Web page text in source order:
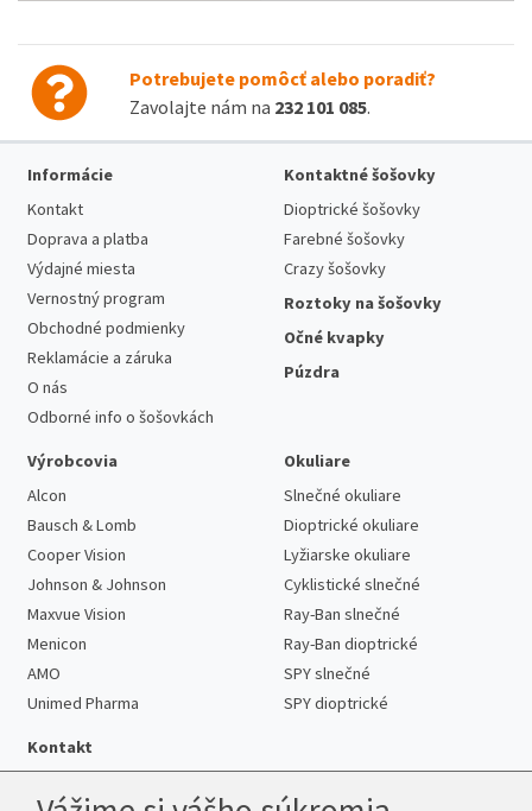
Potrebujete pomôcť alebo poradiť?
Zavolajte nám na 232 101 085.
Informácie
Kontakt
Doprava a platba
Výdajné miesta
Vernostný program
Obchodné podmienky
Reklamácie a záruka
O nás
Odborné info o šošovkách
Kontaktné šošovky
Dioptrické šošovky
Farebné šošovky
Crazy šošovky
Roztoky na šošovky
Očné kvapky
Púzdra
Výrobcovia
Alcon
Bausch & Lomb
Cooper Vision
Johnson & Johnson
Maxvue Vision
Menicon
AMO
Unimed Pharma
Okuliare
Slnečné okuliare
Dioptrické okuliare
Lyžiarske okuliare
Cyklistické slnečné
Ray-Ban slnečné
Ray-Ban dioptrické
SPY slnečné
SPY dioptrické
Kontakt